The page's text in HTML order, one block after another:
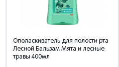
Ополаскиватель для полости рта
Лесной Бальзам Мята и лесные
травы 400мл